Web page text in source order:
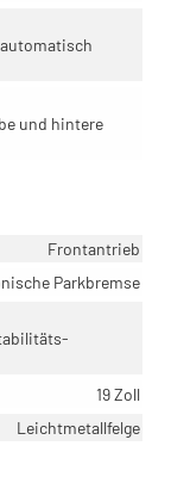
und hintere
Frontantrieb
Parkbremse
19 Zoll
Leichtmetallfelge